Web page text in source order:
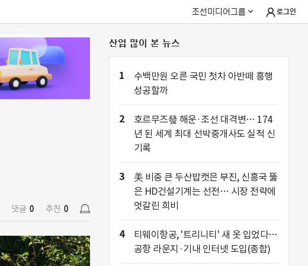
조선미디어그룹 로그인
댓글 0 추천 0
산업 많이 본 뉴스